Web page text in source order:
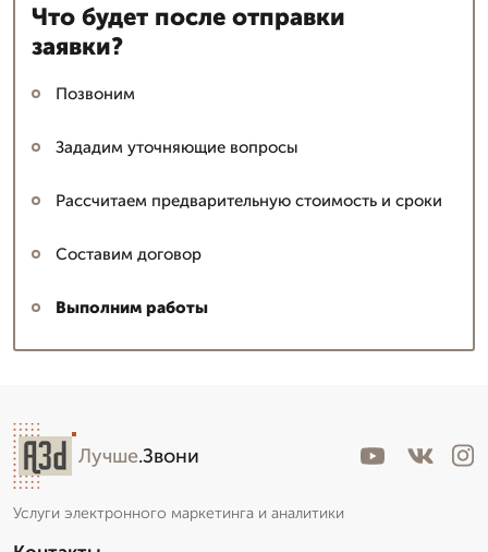
Что будет после отправки
заявки?
Позвоним
Зададим уточняющие вопросы
Рассчитаем предварительную стоимость и сроки
Составим договор
Выполним работы
Лучше.Звони
Услуги электронного маркетинга и аналитики